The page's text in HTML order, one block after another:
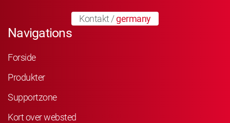
Kontakt /germany
Navigations
Forside
Produkter
Supportzone
Kort over websted